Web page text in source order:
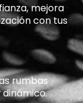
mejora
con tus
rumbas